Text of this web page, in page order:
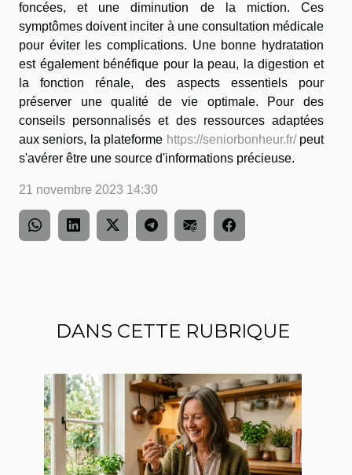
foncées, et une diminution de la miction. Ces
symptômes doivent inciter à une consultation médicale
pour éviter les complications. Une bonne hydratation
est également bénéfique pour la peau, la digestion et
la fonction rénale, des aspects essentiels pour
préserver une qualité de vie optimale. Pour des
conseils personnalisés et des ressources adaptées
aux seniors, la plateforme https://seniorbonheur.fr/peut
s'avérer être une source d'informations précieuse.
21 novembre 2023 14:30
DANS CETTE RUBRIQUE